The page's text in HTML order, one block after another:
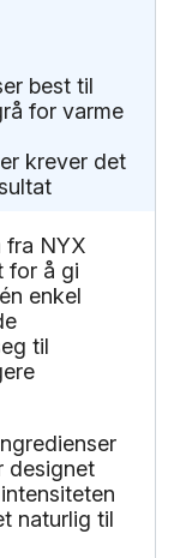
fra NYX
for å gi
enkel
til
designet
naturlig til
best til
for varme
krever det